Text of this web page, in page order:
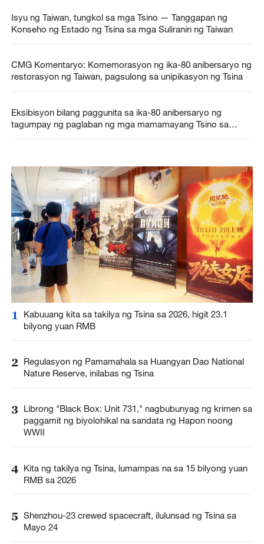
Isyu ng Taiwan, tungkol sa mga Tsino — Tanggapan ng
Konseho ng Estado ng Tsina sa mga Suliranin ng Taiwan
CMG Komentaryo: Komemorasyon ng ika-80 anibersaryo ng
restorasyon ng Taiwan, pagsulong sa unipikasyon ng Tsina
Eksibisyon bilang paggunita sa ika-80 anibersaryo ng
tagumpay ng paglaban ng mga mamamayang Tsino sa
1
Kabuuang kita sa takilya ng Tsina sa 2026, higit 23.1
bilyong yuan RMB
2 Regulasyon ng Pamamahala sa Huangyan Dao National
Nature Reserve, inilabas ng Tsina
3 Librong "Black Box: Unit 731," nagbubunyag ng krimen sa
paggamit ng biyolohikal na sandata ng Hapon noong
WWII
4 Kita ng takilya ng Tsina, lumampas na sa 15 bilyong yuan
RMB sa 2026
5 Shenzhou-23 crewed spacecraft, ilulunsad ng Tsina sa
Mayo 24